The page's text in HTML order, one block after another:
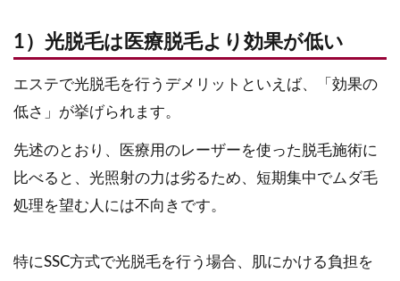
1）光脱毛は医療脱毛より効果が低い
エステで光脱毛を行うデメリットといえば、「効果の
低さ」が挙げられます。
先述のとおり、医療用のレーザーを使った脱毛施術に
比べると、光照射の力は劣るため、短期集中でムダ毛
処理を望む人には不向きです。
特にSSC方式で光脱毛を行う場合、肌にかける負担を